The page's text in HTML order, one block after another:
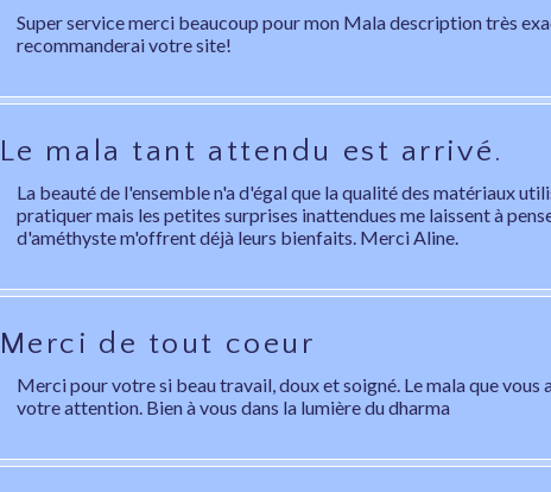
Super service merci beaucoup pour mon Mala description très
recommanderai votre site!
Le mala tant attendu est arrivé.
La beauté de l'ensemble n'a d'égal que la qualité des matériaux
pratiquer mais les petites surprises inattendues me laissent à
d'améthyste m'offrent déjà leurs bienfaits. Merci Aline.
Merci de tout coeur
Merci pour votre si beau travail, doux et soigné. Le mala que vous
votre attention. Bien à vous dans la lumière du dharma